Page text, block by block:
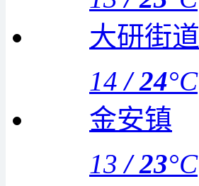
大研街道
14 /24°C
金安镇
13 /23°C